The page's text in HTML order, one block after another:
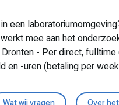
een
mee aan het
- Per direct,
en -uren (betaling per